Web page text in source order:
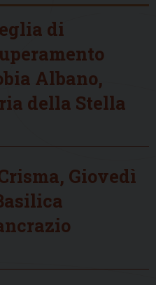
di
Albano,
della Stella
Giovedì